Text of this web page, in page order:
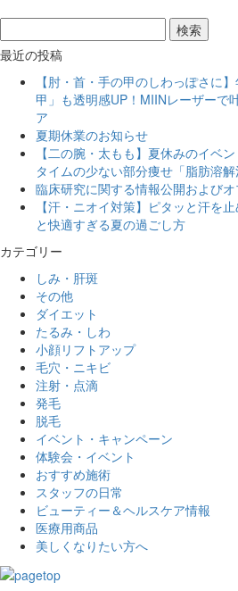
最近の投稿
【肘・首・手の甲のしわっぽさに
甲」も透明感UP！MIINレーザーで
ア
夏期休業のお知らせ
【二の腕・太もも】夏休みのイベ
タイムの少ない部分痩せ「脂肪溶
臨床研究に関する情報公開および
【汗・ニオイ対策】ピタッと汗を
と快適すぎる夏の過ごし方
カテゴリー
しみ・肝斑
その他
ダイエット
たるみ・しわ
小顔リフトアップ
毛穴・ニキビ
注射・点滴
発毛
脱毛
イベント・キャンペーン
体験会・イベント
おすすめ施術
スタッフの日常
ビューティー＆ヘルスケア情報
医療用商品
美しくなりたい方へ